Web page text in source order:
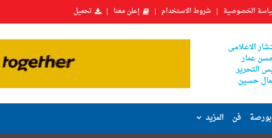
الخصوصية شروط الاستخدام إعلن معنا تحميل
الاعلامى
عمار
التحرير
حسين
فن المزيد